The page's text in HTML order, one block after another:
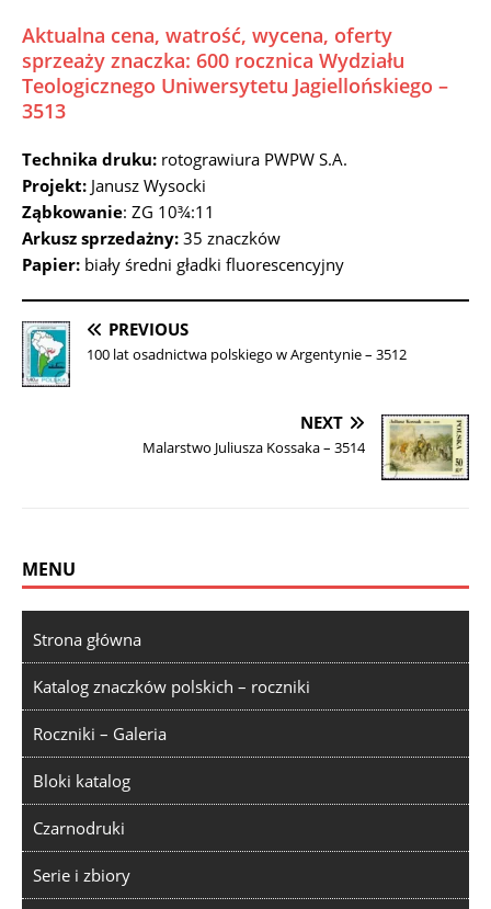
Aktualna cena, watrość, wycena, oferty
sprzeaży znaczka: 600 rocznica Wydziału
Teologicznego Uniwersytetu Jagiellońskiego –
3513
Technika druku: rotograwiura PWPW S.A.
Projekt: Janusz Wysocki
Ząbkowanie: ZG 10¾:11
Arkusz sprzedażny: 35 znaczków
Papier: biały średni gładki fluorescencyjny
PREVIOUS
100 lat osadnictwa polskiego w Argentynie – 3512
NEXT
Malarstwo Juliusza Kossaka – 3514
MENU
Strona główna
Katalog znaczków polskich – roczniki
Roczniki – Galeria
Bloki katalog
Czarnodruki
Serie i zbiory